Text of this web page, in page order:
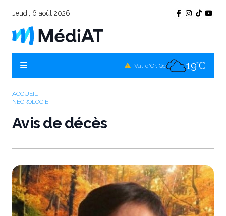
Jeudi, 6 août 2026
Val-d'Or, Qc 19°C
ACCUEIL
NÉCROLOGIE
Avis de décès